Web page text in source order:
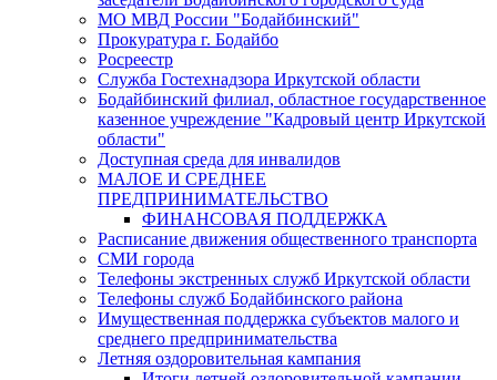
МО МВД России "Бодайбинский"
Прокуратура г. Бодайбо
Росреестр
Служба Гостехнадзора Иркутской области
Бодайбинский филиал, областное государственное
казенное учреждение "Кадровый центр Иркутской
области"
Доступная среда для инвалидов
МАЛОЕ И СРЕДНЕЕ
ПРЕДПРИНИМАТЕЛЬСТВО
ФИНАНСОВАЯ ПОДДЕРЖКА
Расписание движения общественного транспорта
СМИ города
Телефоны экстренных служб Иркутской области
Телефоны служб Бодайбинского района
Имущественная поддержка субъектов малого и
среднего предпринимательства
Летняя оздоровительная кампания